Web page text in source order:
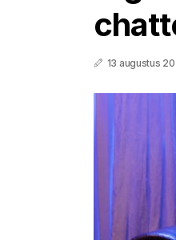
13 augustus